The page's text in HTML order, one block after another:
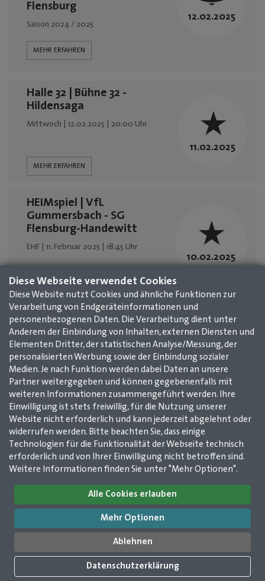
Diese Webseite verwendet Cookies
Diese Website nutzt Cookies und ähnliche Funktionen zur
Verarbeitung von Endgeräteinformationen und
personenbezogenen Daten. Die Verarbeitung dient unter
Anderem der Einbindung von Inhalten, externen Diensten und
Elementen Dritter, der statistischen Analyse/Messung, der
personalisierten Werbung sowie der Einbindung sozialer
Medien. Je nach Funktion werden dabei Daten an unsere
Partner weitergegeben und können gegebenenfalls mit
weiteren Informationen zusammengeführt werden. Ihre
Einwilligung ist stets freiwillig, für die Nutzung unserer
Website nicht erforderlich und kann jederzeit abgelehnt oder
widerrufen werden. Bitte beachten Sie, dass einige
Technologien für die Funktionalität der Webseite technisch
erforderlich und von Ihrer Einwilligung nicht betroffen sind.
Weitere Informationen finden Sie unter "Mehr Optionen".
Alle Cookies erlauben
Mehr Optionen
Ablehnen
Datenschutzerklärung
Flensburg
Saison 2024 / 2025
MEHR ERFAHREN
12.02.2025
Halle 32 | Bühne 32 -
Hildensaga
Mittwoch | 12.02.2025 | 20:00 Uhr
MEHR ERFAHREN
11.02.2025
HEIMspiel | VfL
Gummersbach - SG
Flensburg-Handewitt
EHF | 11. Februar 2025 | 18:45 Uhr
MEHR ERFAHREN
10.02.2025
1 2 3 4 5 6 7 8 9
12
13 14 15 16 17 18 19
20
21
22 23 24 25 26 27 28
29
30
31 32 33 34 35 36 37
39
40 41 42 43 44 45
47
48 49 50 51 52 53 54
56
57 58 59 60 61
Impressum
Wilhelmstr. 12
02261 / 978 14 53
info@gmerleben.de
2025